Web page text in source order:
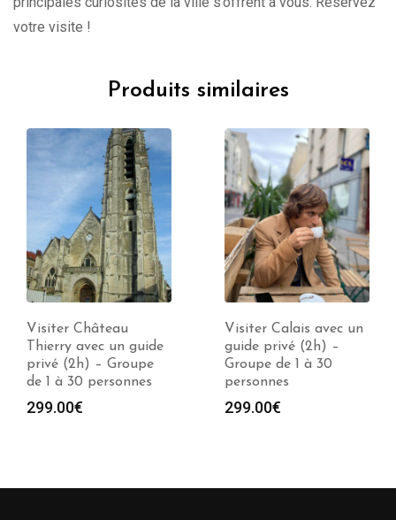
votre visite !
Produits similaires
Visiter Calais avec un
guide privé (2h) –
Groupe de 1 à 30
personnes
299.00€
Visite de Abbeville
avec un guide privé (1
à 10h) – Groupe
jusqu’à 30 personnes
279.00€
à